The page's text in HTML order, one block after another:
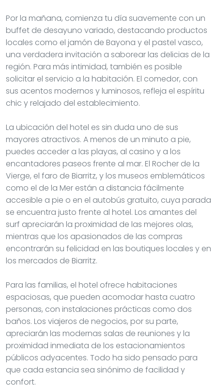
Por la mañana, comienza tu día suavemente con un
buffet de desayuno variado, destacando productos
locales como el jamón de Bayona y el pastel vasco,
una verdadera invitación a saborear las delicias de la
región. Para más intimidad, también es posible
solicitar el servicio a la habitación. El comedor, con
sus acentos modernos y luminosos, refleja el espíritu
chic y relajado del establecimiento.
La ubicación del hotel es sin duda uno de sus
mayores atractivos. A menos de un minuto a pie,
puedes acceder a las playas, al casino y a los
encantadores paseos frente al mar. El Rocher de la
Vierge, el faro de Biarritz, y los museos emblemáticos
como el de la Mer están a distancia fácilmente
accesible a pie o en el autobús gratuito, cuya parada
se encuentra justo frente al hotel. Los amantes del
surf apreciarán la proximidad de las mejores olas,
mientras que los apasionados de las compras
encontrarán su felicidad en las boutiques locales y en
los mercados de Biarritz.
Para las familias, el hotel ofrece habitaciones
espaciosas, que pueden acomodar hasta cuatro
personas, con instalaciones prácticas como dos
baños. Los viajeros de negocios, por su parte,
apreciarán las modernas salas de reuniones y la
proximidad inmediata de los estacionamientos
públicos adyacentes. Todo ha sido pensado para
que cada estancia sea sinónimo de facilidad y
confort.